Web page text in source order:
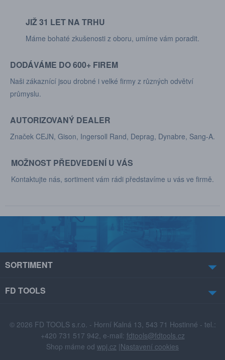
JIŽ 31 LET NA TRHU
Máme bohaté zkušenosti z oboru, umíme vám poradit.
DODÁVÁME DO 600+ FIREM
Naši zákaznící jsou drobné i velké firmy z různých odvětví
průmyslu.
AUTORIZOVANÝ DEALER
Značek CEJN, Gison, Ingersoll Rand, Deprag, Dynabre, Sang-A.
MOŽNOST PŘEDVEDENÍ U VÁS
Kontaktujte nás, sortiment vám rádi představíme u vás ve firmě.
SORTIMENT
FD TOOLS
© 2026 FD TOOLS s.r.o. - Horní Kalná 13, 543 71 Hostinné - tel.:
+420 731 517 942, e-mail: fdtools@fdtools.cz
Shop máme od wpj.cz |Nastavení cookies